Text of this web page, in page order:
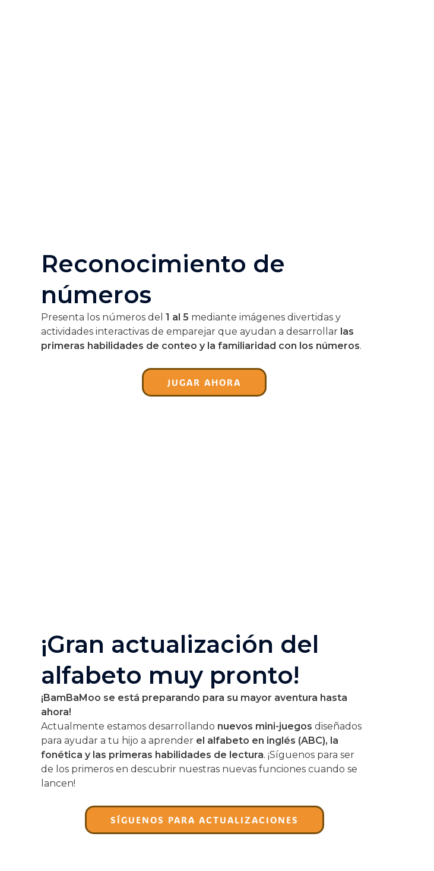
Reconocimiento de
números
Presenta los números del 1 al 5 mediante imágenes divertidas y
actividades interactivas de emparejar que ayudan a desarrollar las
primeras habilidades de conteo y la familiaridad con los números.
JUGAR AHORA
¡Gran actualización del
alfabeto muy pronto!
¡BamBaMoo se está preparando para su mayor aventura hasta
ahora!
Actualmente estamos desarrollando nuevos mini-juegos diseñados
para ayudar a tu hijo a aprender el alfabeto en inglés (ABC), la
fonética y las primeras habilidades de lectura. ¡Síguenos para ser
de los primeros en descubrir nuestras nuevas funciones cuando se
lancen!
SÍGUENOS PARA ACTUALIZACIONES